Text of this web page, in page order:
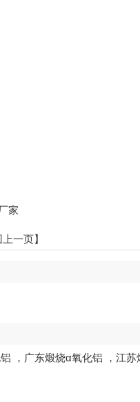
家
上一页】
， 广东煅烧α氧化铝 ， 江苏